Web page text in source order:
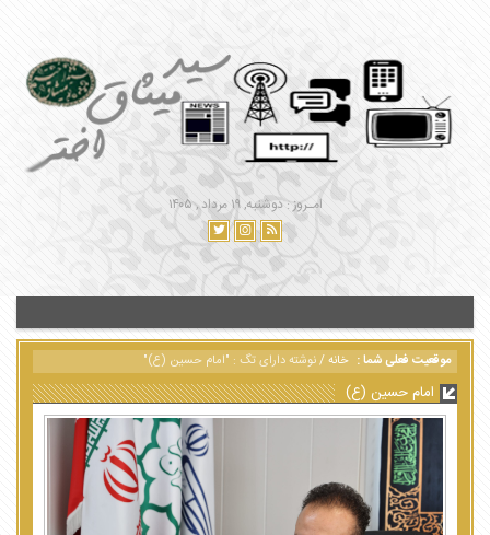
امـروز : دوشنبه, ۱۹ مرداد , ۱۴۰۵
موقعیت فعلی شما : خانه/نوشته دارای تگ : "امام حسین (ع)"
امام حسین (ع)